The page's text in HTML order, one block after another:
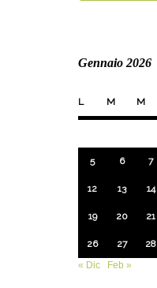
Gennaio 2026
L M M
5 6 7
12 13 14
19 20 21
26 27 28
« Dic
Feb »